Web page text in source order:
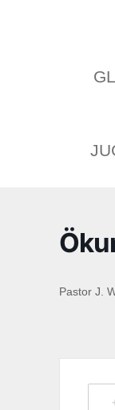
Pastor J.